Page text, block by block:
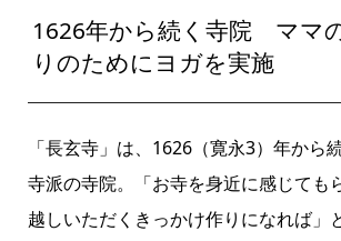
1626年から続く寺院 ママ
りのためにヨガを実施
「長玄寺」は、1626（寛永3）年から
寺派の寺院。「お寺を身近に感じても
越しいただくきっかけ作りになれば」